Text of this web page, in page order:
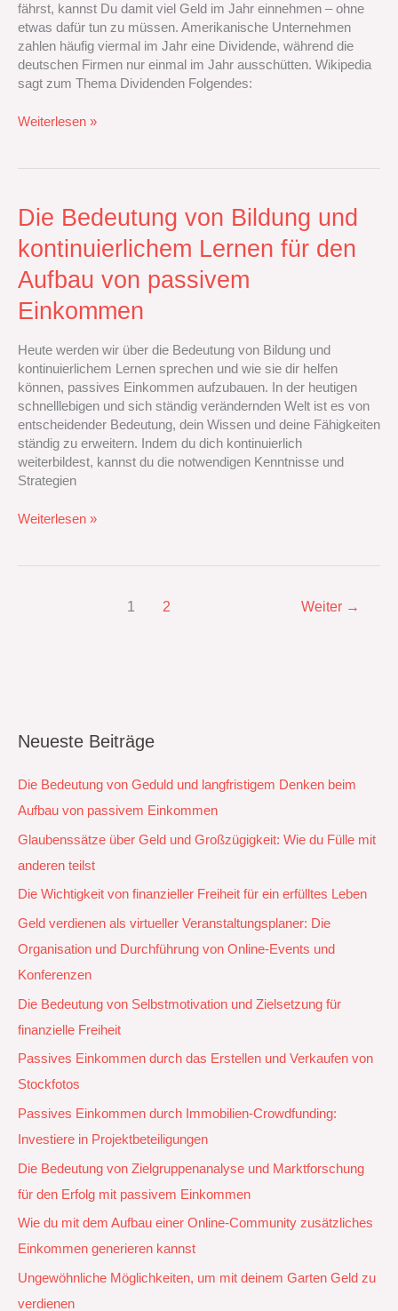
fährst, kannst Du damit viel Geld im Jahr einnehmen – ohne
etwas dafür tun zu müssen. Amerikanische Unternehmen
zahlen häufig viermal im Jahr eine Dividende, während die
deutschen Firmen nur einmal im Jahr ausschütten. Wikipedia
sagt zum Thema Dividenden Folgendes:
Weiterlesen »
Die Bedeutung von Bildung und
kontinuierlichem Lernen für den
Aufbau von passivem
Einkommen
Heute werden wir über die Bedeutung von Bildung und
kontinuierlichem Lernen sprechen und wie sie dir helfen
können, passives Einkommen aufzubauen. In der heutigen
schnelllebigen und sich ständig verändernden Welt ist es von
entscheidender Bedeutung, dein Wissen und deine Fähigkeiten
ständig zu erweitern. Indem du dich kontinuierlich
weiterbildest, kannst du die notwendigen Kenntnisse und
Strategien
Die
Bedeutung
von
und
kontinuierlichem
Lernen
den
Aufbau
von
passivem
Einkommen
Weiterlesen »
1 2 Weiter →
Neueste Beiträge
Die Bedeutung von Geduld und langfristigem Denken beim
Aufbau von passivem Einkommen
Glaubenssätze über Geld und Großzügigkeit: Wie du Fülle mit
anderen teilst
Die Wichtigkeit von finanzieller Freiheit für ein erfülltes Leben
Geld verdienen als virtueller Veranstaltungsplaner: Die
Organisation und Durchführung von Online-Events und
Konferenzen
Die Bedeutung von Selbstmotivation und Zielsetzung für
finanzielle Freiheit
Passives Einkommen durch das Erstellen und Verkaufen von
Stockfotos
Passives Einkommen durch Immobilien-Crowdfunding:
Investiere in Projektbeteiligungen
Die Bedeutung von Zielgruppenanalyse und Marktforschung
für den Erfolg mit passivem Einkommen
Wie du mit dem Aufbau einer Online-Community zusätzliches
Einkommen generieren kannst
Ungewöhnliche Möglichkeiten, um mit deinem Garten Geld zu
verdienen